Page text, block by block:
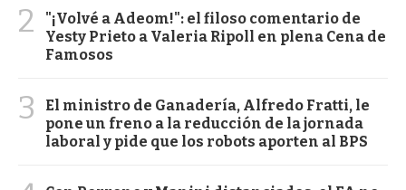
2
"¡Volvé a Adeom!": el filoso comentario de
Yesty Prieto a Valeria Ripoll en plena Cena de
Famosos
3
El ministro de Ganadería, Alfredo Fratti, le
pone un freno a la reducción de la jornada
laboral y pide que los robots aporten al BPS